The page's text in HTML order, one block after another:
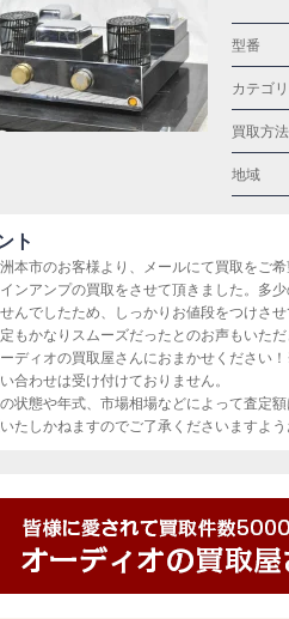
型番
カテゴ
買取方法
地域
ト
本市のお客様より、メールにて買取をご
ンアンプの買取をさせて頂きました。多
んでしたため、しっかりお値段をつけさ
もかなりスムーズだったとのお声もいた
ディオの買取屋さんにおまかせください
合わせは受け付けておりません。
状態や年式、市場相場などによって査定
たしかねますのでご了承くださいますよう